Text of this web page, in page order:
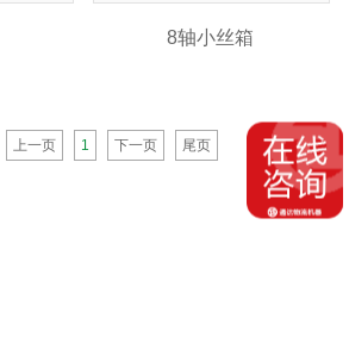
8轴小丝箱
上一页 1 下一页 尾页